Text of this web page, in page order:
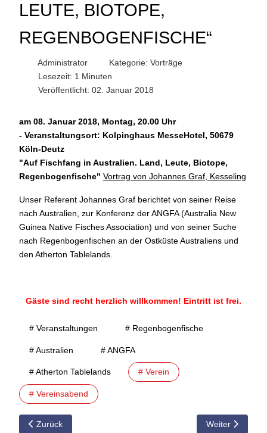
LEUTE, BIOTOPE,
REGENBOGENFISCHE“
Administrator Kategorie: Vorträge
Lesezeit: 1 Minuten
Veröffentlicht: 02. Januar 2018
am 08. Januar 2018, Montag, 20.00 Uhr
- Veranstaltungsort: Kolpinghaus MesseHotel, 50679
Köln-Deutz
"Auf Fischfang in Australien. Land, Leute, Biotope,
Regenbogenfische" Vortrag von Johannes Graf, Kesseling
Unser Referent Johannes Graf berichtet von seiner Reise
nach Australien, zur Konferenz der ANGFA (Australia New
Guinea Native Fisches Association) und von seiner Suche
nach Regenbogenfischen an der Ostküste Australiens und
den Atherton Tablelands.
Gäste sind recht herzlich willkommen! Eintritt ist frei.
# Veranstaltungen # Regenbogenfische
# Australien # ANGFA
# Atherton Tablelands # Verein
# Vereinsabend
Vorheriger Beitrag: 05.02.2018 Vorschau auf den
Zurück Nächster
Weiter